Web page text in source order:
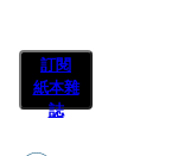
訂閱
紙本雜
誌